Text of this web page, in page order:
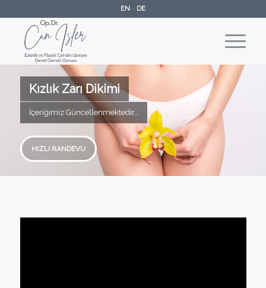
EN- DE
Kızlık Zarı Dikimi
İçeriğimiz Güncellenmektedir…
HIZLI RANDEVU